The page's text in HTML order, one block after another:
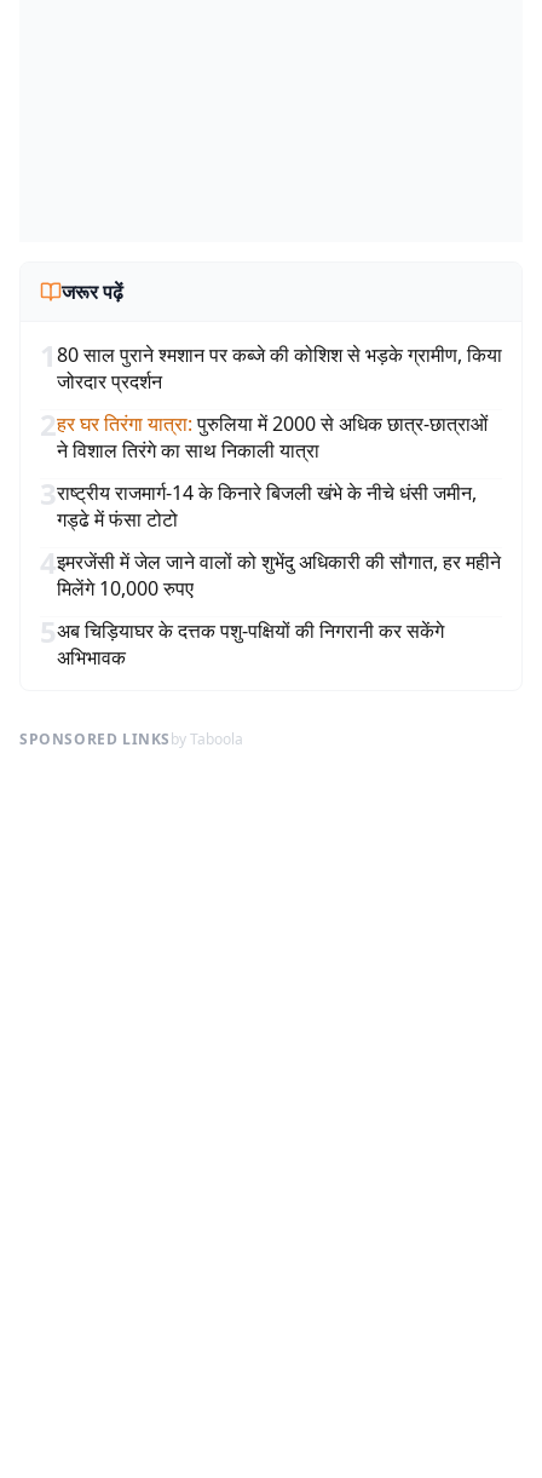
जरूर पढ़ें
180 साल पुराने श्मशान पर कब्जे की कोशिश से भड़के ग्रामीण, किया
जोरदार प्रदर्शन
2हर घर तिरंगा यात्रा: पुरुलिया में 2000 से अधिक छात्र-छात्राओं
ने विशाल तिरंगे का साथ निकाली यात्रा
3राष्ट्रीय राजमार्ग-14 के किनारे बिजली खंभे के नीचे धंसी जमीन,
गड्ढे में फंसा टोटो
4इमरजेंसी में जेल जाने वालों को शुभेंदु अधिकारी की सौगात, हर महीने
मिलेंगे 10,000 रुपए
5अब चिड़ियाघर के दत्तक पशु-पक्षियों की निगरानी कर सकेंगे
अभिभावक
SPONSORED LINKSby Taboola